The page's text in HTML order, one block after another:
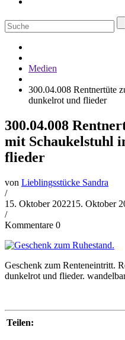
Suche
nach:
Medien
300.04.008 Rentnertüte
dunkelrot und flieder
300.04.008
mit Schaukelstuhl
flieder
von Lieblingsstücke Sandra
/
15. Oktober 202215. Oktober
/
Kommentare 0
Geschenk zum Renteneintritt.
dunkelrot und flieder.
Teilen: